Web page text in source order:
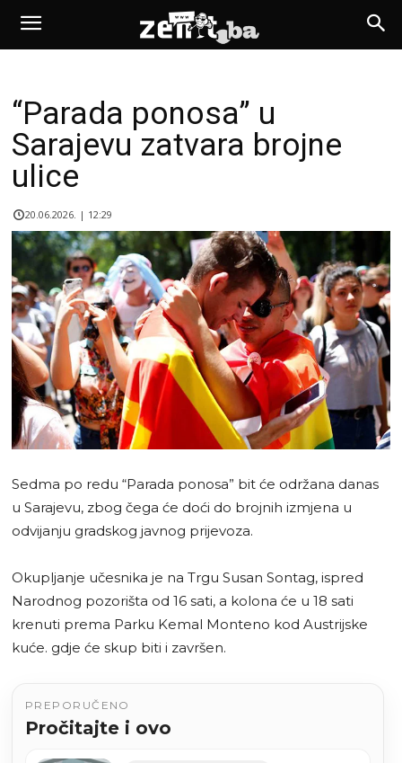
“Parada ponosa” u
Sarajevu zatvara brojne
ulice
20.06.2026. | 12:29
Sedma po redu “Parada ponosa” bit će održana danas
u Sarajevu, zbog čega će doći do brojnih izmjena u
odvijanju gradskog javnog prijevoza.
Okupljanje učesnika je na Trgu Susan Sontag, ispred
Narodnog pozorišta od 16 sati, a kolona će u 18 sati
krenuti prema Parku Kemal Monteno kod Austrijske
kuće. gdje će skup biti i završen.
PREPORUČENO
Pročitajte i ovo